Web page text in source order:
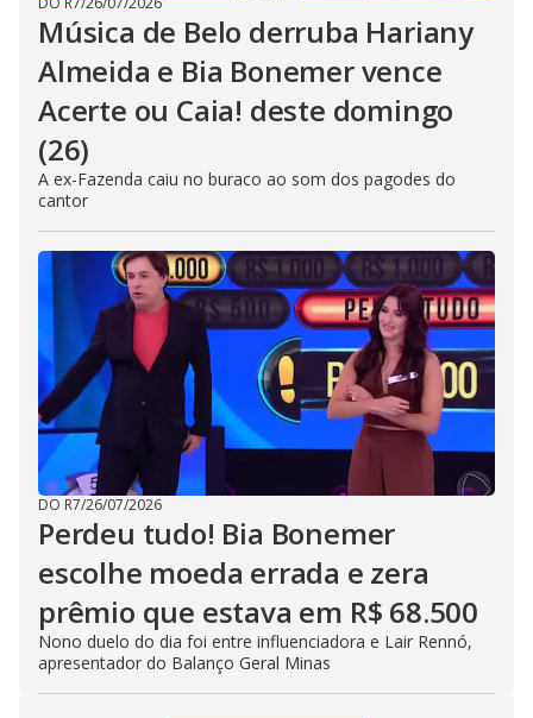
Música de Belo derruba Hariany
Almeida e Bia Bonemer vence
Acerte ou Caia! deste domingo
(26)
A ex-Fazenda caiu no buraco ao som dos pagodes do
cantor
DO R7/26/07/2026
Perdeu tudo! Bia Bonemer
escolhe moeda errada e zera
prêmio que estava em R$ 68.500
Nono duelo do dia foi entre influenciadora e Lair Rennó,
apresentador do Balanço Geral Minas